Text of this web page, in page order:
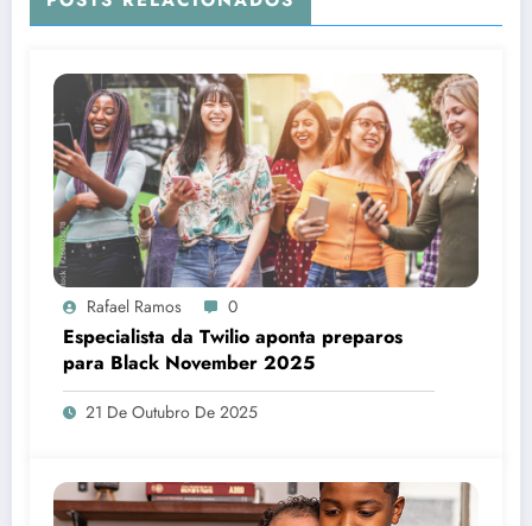
Rafael Ramos 0
Especialista da Twilio aponta preparos
para Black November 2025
21 De Outubro De 2025